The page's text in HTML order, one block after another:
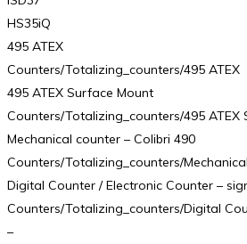
HS35iQ
495 ATEX
Counters/Totalizing_counters/495 ATEX
495 ATEX Surface Mount
Counters/Totalizing_counters/495 ATEX
Mechanical counter – Colibri 490
Counters/Totalizing_counters/
Digital Counter / Electronic Counter –
Counters/Totalizing_counters/Digital
–